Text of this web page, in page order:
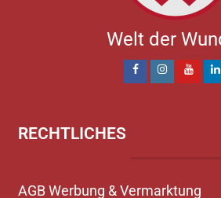
Welt der
RECHTLICHES
AGB Werbung & Vermarktung